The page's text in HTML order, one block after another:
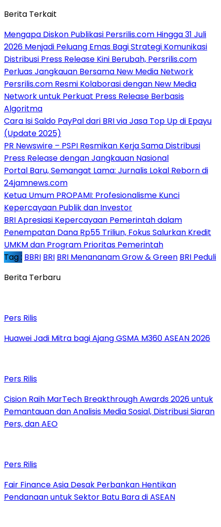
Berita Terkait
Mengapa Diskon Publikasi Persrilis.com Hingga 31 Juli
2026 Menjadi Peluang Emas Bagi Strategi Komunikasi
Distribusi Press Release Kini Berubah, Persrilis.com
Perluas Jangkauan Bersama New Media Network
Persrilis.com Resmi Kolaborasi dengan New Media
Network untuk Perkuat Press Release Berbasis
Algoritma
Cara Isi Saldo PayPal dari BRI via Jasa Top Up di Epayu
(Update 2025)
PR Newswire – PSPI Resmikan Kerja Sama Distribusi
Press Release dengan Jangkauan Nasional
Portal Baru, Semangat Lama: Jurnalis Lokal Reborn di
24jamnews.com
Ketua Umum PROPAMI: Profesionalisme Kunci
Kepercayaan Publik dan Investor
BRI Apresiasi Kepercayaan Pemerintah dalam
Penempatan Dana Rp55 Triliun, Fokus Salurkan Kredit
UMKM dan Program Prioritas Pemerintah
Tag : BBRI BRI BRI Menananam Grow & Green BRI Peduli
Berita Terbaru
Pers Rilis
Huawei Jadi Mitra bagi Ajang GSMA M360 ASEAN 2026
Pers Rilis
Cision Raih MarTech Breakthrough Awards 2026 untuk
Pemantauan dan Analisis Media Sosial, Distribusi Siaran
Pers, dan AEO
Pers Rilis
Fair Finance Asia Desak Perbankan Hentikan
Pendanaan untuk Sektor Batu Bara di ASEAN